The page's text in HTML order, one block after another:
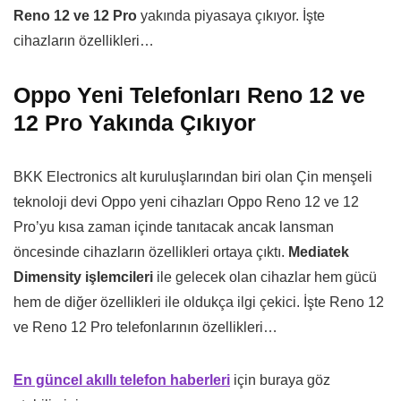
Reno 12 ve 12 Pro yakında piyasaya çıkıyor. İşte
cihazların özellikleri…
Oppo Yeni Telefonları Reno 12 ve
12 Pro Yakında Çıkıyor
BKK Electronics alt kuruluşlarından biri olan Çin menşeli
teknoloji devi Oppo yeni cihazları Oppo Reno 12 ve 12
Pro’yu kısa zaman içinde tanıtacak ancak lansman
öncesinde cihazların özellikleri ortaya çıktı. Mediatek
Dimensity işlemcileri ile gelecek olan cihazlar hem gücü
hem de diğer özellikleri ile oldukça ilgi çekici. İşte Reno 12
ve Reno 12 Pro telefonlarının özellikleri…
En güncel akıllı telefon haberleri için buraya göz